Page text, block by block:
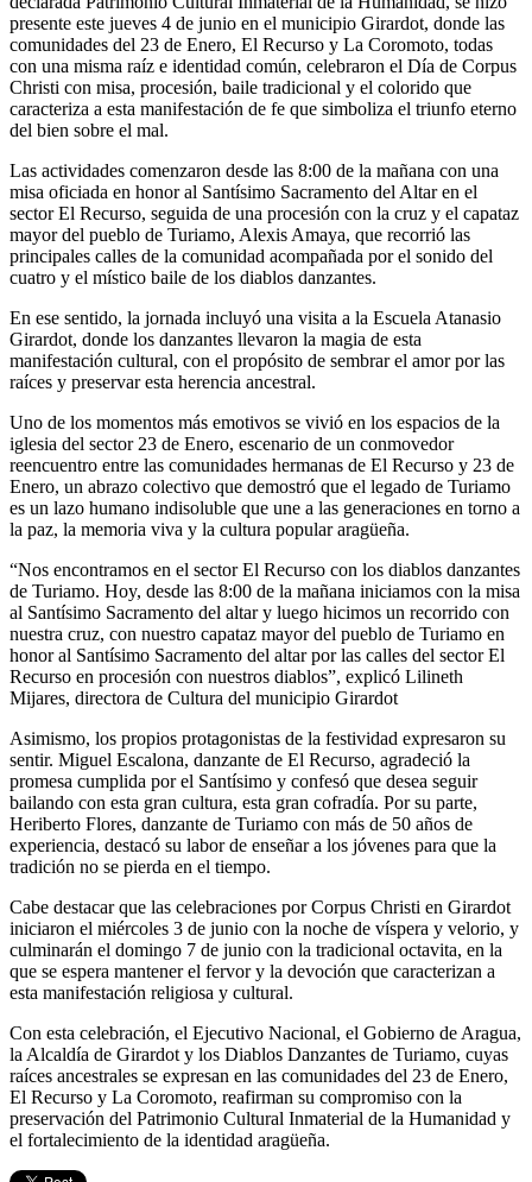
presente este jueves 4 de junio en el municipio Girardot, donde las
comunidades del 23 de Enero, El Recurso y La Coromoto, todas
con una misma raíz e identidad común, celebraron el Día de Corpus
Christi con misa, procesión, baile tradicional y el colorido que
caracteriza a esta manifestación de fe que simboliza el triunfo eterno
del bien sobre el mal.
Las actividades comenzaron desde las 8:00 de la mañana con una
misa oficiada en honor al Santísimo Sacramento del Altar en el
sector El Recurso, seguida de una procesión con la cruz y el capataz
mayor del pueblo de Turiamo, Alexis Amaya, que recorrió las
principales calles de la comunidad acompañada por el sonido del
cuatro y el místico baile de los diablos danzantes.
En ese sentido, la jornada incluyó una visita a la Escuela Atanasio
Girardot, donde los danzantes llevaron la magia de esta
manifestación cultural, con el propósito de sembrar el amor por las
raíces y preservar esta herencia ancestral.
Uno de los momentos más emotivos se vivió en los espacios de la
iglesia del sector 23 de Enero, escenario de un conmovedor
reencuentro entre las comunidades hermanas de El Recurso y 23 de
Enero, un abrazo colectivo que demostró que el legado de Turiamo
es un lazo humano indisoluble que une a las generaciones en torno a
la paz, la memoria viva y la cultura popular aragüeña.
“Nos encontramos en el sector El Recurso con los diablos danzantes
de Turiamo. Hoy, desde las 8:00 de la mañana iniciamos con la misa
al Santísimo Sacramento del altar y luego hicimos un recorrido con
nuestra cruz, con nuestro capataz mayor del pueblo de Turiamo en
honor al Santísimo Sacramento del altar por las calles del sector El
Recurso en procesión con nuestros diablos”, explicó Lilineth
Mijares, directora de Cultura del municipio Girardot
Asimismo, los propios protagonistas de la festividad expresaron su
sentir. Miguel Escalona, danzante de El Recurso, agradeció la
promesa cumplida por el Santísimo y confesó que desea seguir
bailando con esta gran cultura, esta gran cofradía. Por su parte,
Heriberto Flores, danzante de Turiamo con más de 50 años de
experiencia, destacó su labor de enseñar a los jóvenes para que la
tradición no se pierda en el tiempo.
Cabe destacar que las celebraciones por Corpus Christi en Girardot
iniciaron el miércoles 3 de junio con la noche de víspera y velorio, y
culminarán el domingo 7 de junio con la tradicional octavita, en la
que se espera mantener el fervor y la devoción que caracterizan a
esta manifestación religiosa y cultural.
Con esta celebración, el Ejecutivo Nacional, el Gobierno de Aragua,
la Alcaldía de Girardot y los Diablos Danzantes de Turiamo, cuyas
raíces ancestrales se expresan en las comunidades del 23 de Enero,
El Recurso y La Coromoto, reafirman su compromiso con la
preservación del Patrimonio Cultural Inmaterial de la Humanidad y
el fortalecimiento de la identidad aragüeña.